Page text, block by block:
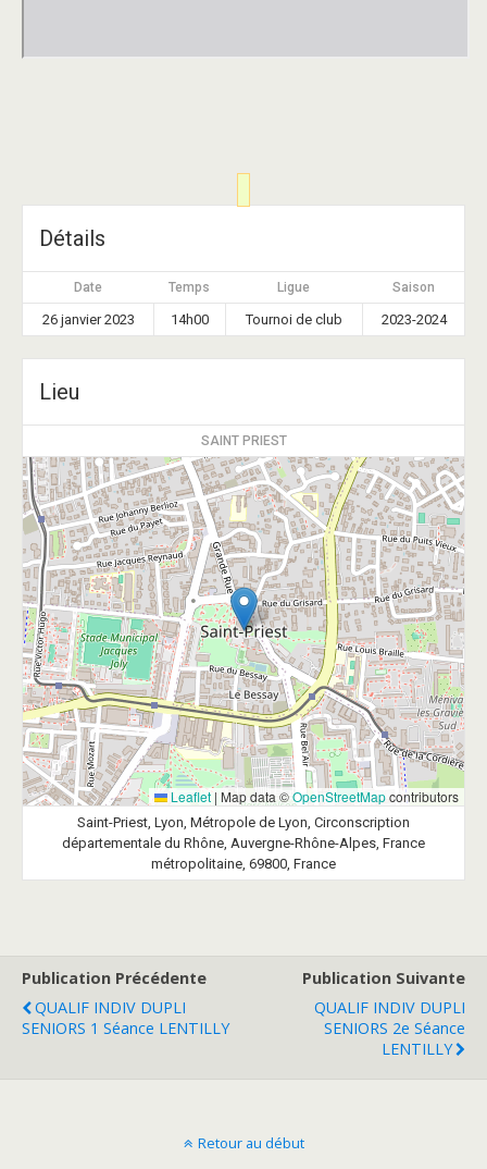
Détails
Date Temps Ligue Saison
26 janvier 2023 14h00 Tournoi de club 2023-2024
Lieu
SAINT PRIEST
Leaflet | Map data ©OpenStreetMapcontributors
Saint-Priest, Lyon, Métropole de Lyon, Circonscription
départementale du Rhône, Auvergne-Rhône-Alpes, France
métropolitaine, 69800, France
Publication Précédente
QUALIF INDIV DUPLI
SENIORS 1 Séance LENTILLY
Publication Suivante
QUALIF INDIV DUPLI
SENIORS 2e Séance
LENTILLY
Retour au début